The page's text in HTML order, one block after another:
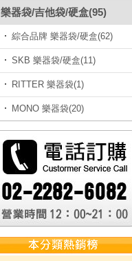
樂器袋/吉他袋/硬盒(95)
綜合品牌 樂器袋/硬盒(62)
SKB 樂器袋/硬盒(11)
RITTER 樂器袋(1)
MONO 樂器袋(20)